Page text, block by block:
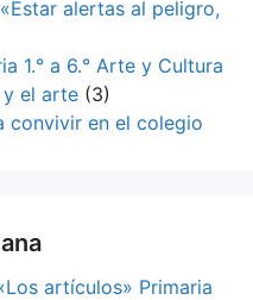
alertas al peligro,
1.° a 6.° Arte y Cultura
y el arte (3)
convivir en el colegio
artículos» Primaria